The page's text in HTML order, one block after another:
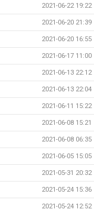
2021-06-22 19:22
2021-06-20 21:39
2021-06-20 16:55
2021-06-17 11:00
2021-06-13 22:12
2021-06-13 22:04
2021-06-11 15:22
2021-06-08 15:21
2021-06-08 06:35
2021-06-05 15:05
2021-05-31 20:32
2021-05-24 15:36
2021-05-24 12:52